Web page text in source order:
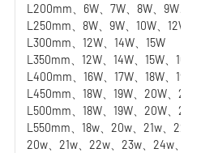
L200mm、6W、7W、8W、9W、
L250mm、8W、9W、10W、12W
L300mm、12W、14W、15W
L350mm、12W、14W、15W、16W
L400mm、16W、17W、18W、19W
L450mm、18W、19W、20W、
L500mm、18W、19W、20W、
L550mm、18w、20w、21w、
20w、21w、22w、23w、24w、